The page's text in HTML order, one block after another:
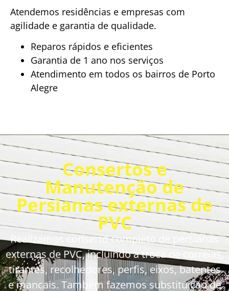
Atendemos residências e empresas com
agilidade e garantia de qualidade.
Reparos rápidos e eficientes
Garantia de 1 ano nos serviços
Atendimento em todos os bairros de Porto
Alegre
Consertos e
Manutenção de
Persianas externas de
PVC
Realizamos conserto completo de persianas
externas de PVC, incluindo a troca de correias,
tirantes, recolhedores, perfis, eixos, batentes
e mancais. Também fazemos substituição de